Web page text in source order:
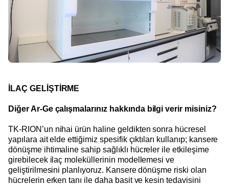
İLAÇ GELİŞTİRME
Diğer Ar-Ge çalışmalarınız hakkında bilgi verir misiniz?
TK-RION’un nihai ürün haline geldikten sonra hücresel
yapılara ait elde ettiğimiz spesifik çıktıları kullanıp; kansere
dönüşme ihtimaline sahip sağlıklı hücreler ile etkileşime
girebilecek ilaç moleküllerinin modellemesi ve
geliştirilmesini planlıyoruz. Kansere dönüşme riski olan
hücrelerin erken tanı ile daha basit ve kesin tedavisini